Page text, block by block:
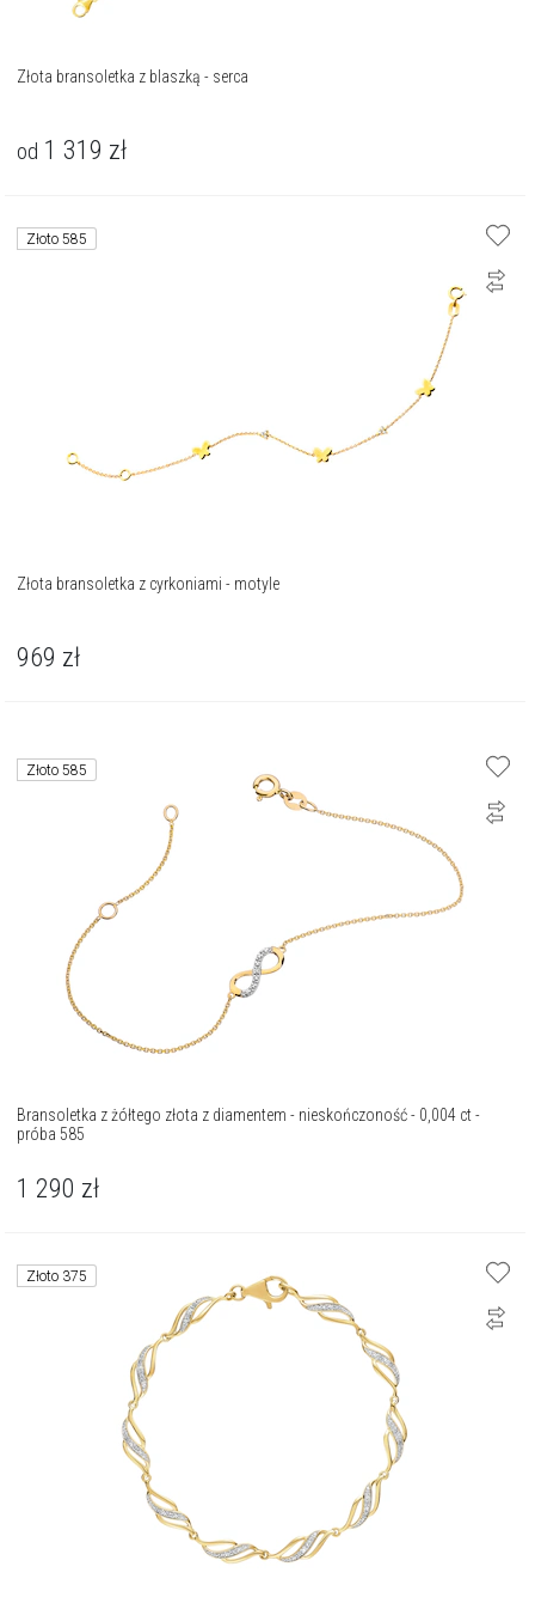
Złota bransoletka z blaszką - serca
od 1 319 zł
Złoto 585
Złota bransoletka z cyrkoniami - motyle
969 zł
Złoto 585
Bransoletka z żółtego złota z diamentem - nieskończoność - 0,004 ct -
próba 585
1 290 zł
Złoto 375